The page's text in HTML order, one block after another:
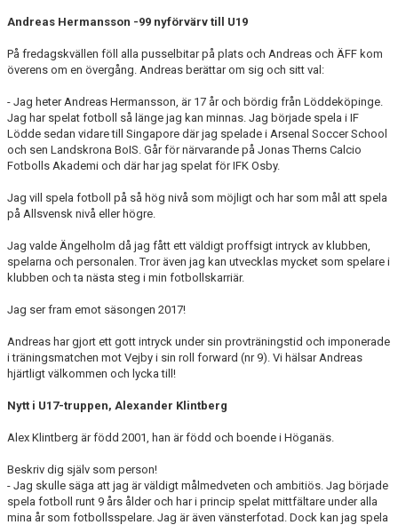
Andreas Hermansson -99 nyförvärv till U19
På fredagskvällen föll alla pusselbitar på plats och Andreas och ÄFF kom
överens om en övergång. Andreas berättar om sig och sitt val:
- Jag heter Andreas Hermansson, är 17 år och bördig från Löddeköpinge.
Jag har spelat fotboll så länge jag kan minnas. Jag började spela i IF
Lödde sedan vidare till Singapore där jag spelade i Arsenal Soccer School
och sen Landskrona BoIS. Går för närvarande på Jonas Therns Calcio
Fotbolls Akademi och där har jag spelat för IFK Osby.
Jag vill spela fotboll på så hög nivå som möjligt och har som mål att spela
på Allsvensk nivå eller högre.
Jag valde Ängelholm då jag fått ett väldigt proffsigt intryck av klubben,
spelarna och personalen. Tror även jag kan utvecklas mycket som spelare i
klubben och ta nästa steg i min fotbollskarriär.
Jag ser fram emot säsongen 2017!
Andreas har gjort ett gott intryck under sin provträningstid och imponerade
i träningsmatchen mot Vejby i sin roll forward (nr 9). Vi hälsar Andreas
hjärtligt välkommen och lycka till!
Nytt i U17-truppen, Alexander Klintberg
Alex Klintberg är född 2001, han är född och boende i Höganäs.
Beskriv dig själv som person!
- Jag skulle säga att jag är väldigt målmedveten och ambitiös. Jag började
spela fotboll runt 9 års ålder och har i princip spelat mittfältare under alla
mina år som fotbollsspelare. Jag är även vänsterfotad. Dock kan jag spela